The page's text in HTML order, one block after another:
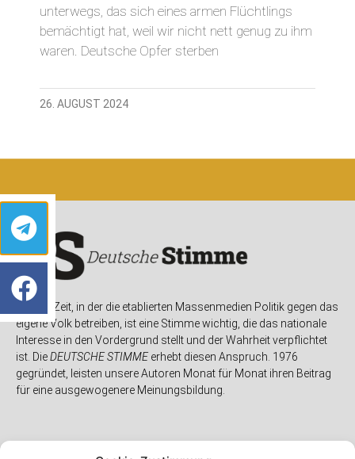
unterwegs, das sich eines armen Flüchtlings
bemächtigt hat, weil wir nicht nett genug zu ihm
waren. Deutsche Opfer sterben
26. AUGUST 2024
In einer Zeit, in der die etablierten Massenmedien Politik gegen das
eigene Volk betreiben, ist eine Stimme wichtig, die das nationale
Interesse in den Vordergrund stellt und der Wahrheit verpflichtet
ist. DieDEUTSCHE STIMMEerhebt diesen Anspruch. 1976
gegründet, leisten unsere Autoren Monat für Monat ihren Beitrag
für eine ausgewogenere Meinungsbildung.